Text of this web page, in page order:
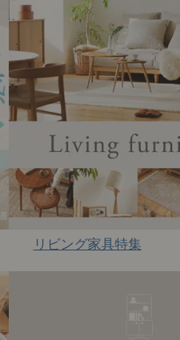
リビング家具特集